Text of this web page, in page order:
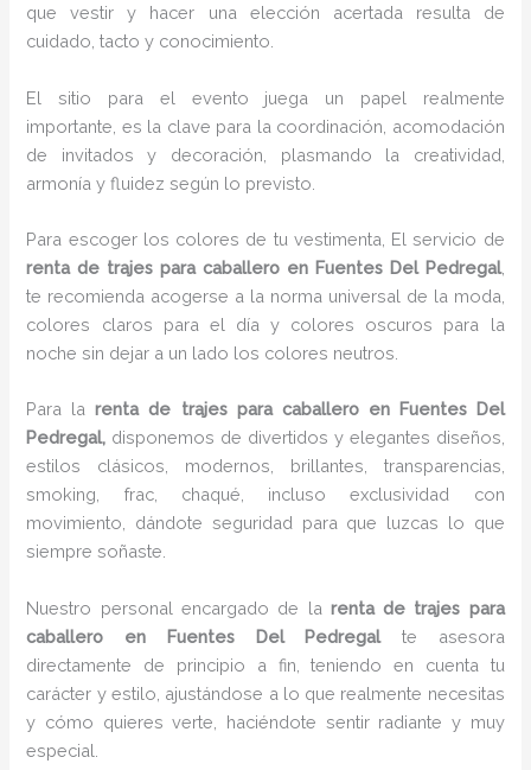
que vestir y hacer una elección acertada resulta de
cuidado, tacto y conocimiento.
El sitio para el evento juega un papel realmente
importante, es la clave para la coordinación, acomodación
de invitados y decoración, plasmando la creatividad,
armonía y fluidez según lo previsto.
Para escoger los colores de tu vestimenta, El servicio de
renta de trajes para caballero en Fuentes Del Pedregal,
te recomienda acogerse a la norma universal de la moda,
colores claros para el día y colores oscuros para la
noche sin dejar a un lado los colores neutros.
Para larenta de trajes para caballero en Fuentes Del
Pedregal, disponemos de divertidos y elegantes diseños,
estilos clásicos, modernos, brillantes, transparencias,
smoking, frac, chaqué, incluso exclusividad con
movimiento, dándote seguridad para que luzcas lo que
siempre soñaste.
Nuestro personal encargado de la renta de trajes para
caballero en Fuentes Del Pedregalte asesora
directamente de principio a fin, teniendo en cuenta tu
carácter y estilo, ajustándose a lo que realmente necesitas
y cómo quieres verte, haciéndote sentir radiante y muy
especial.